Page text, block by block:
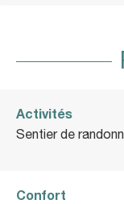
Activités
Sentier de
Confort